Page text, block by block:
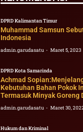
DPRD Kalimantan Timur
Muhammad Samsun
Indonesia
admin.garudasatu Maret 5, 2023
DPRD Kota Samarinda
Achmad
Kebutuhan Bahan Pokok
Termasuk Minyak Goreng
admin.garudasatu Maret 30,
Hukum dan Kriminal